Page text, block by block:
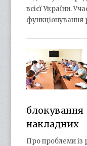
всієї України.
функціонування
накладних
Про проблеми із